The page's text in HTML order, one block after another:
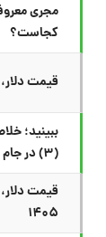
مجری
کجاست؟
قیمت دلار،
(۳) در جام جهانی
۱۴۰۵